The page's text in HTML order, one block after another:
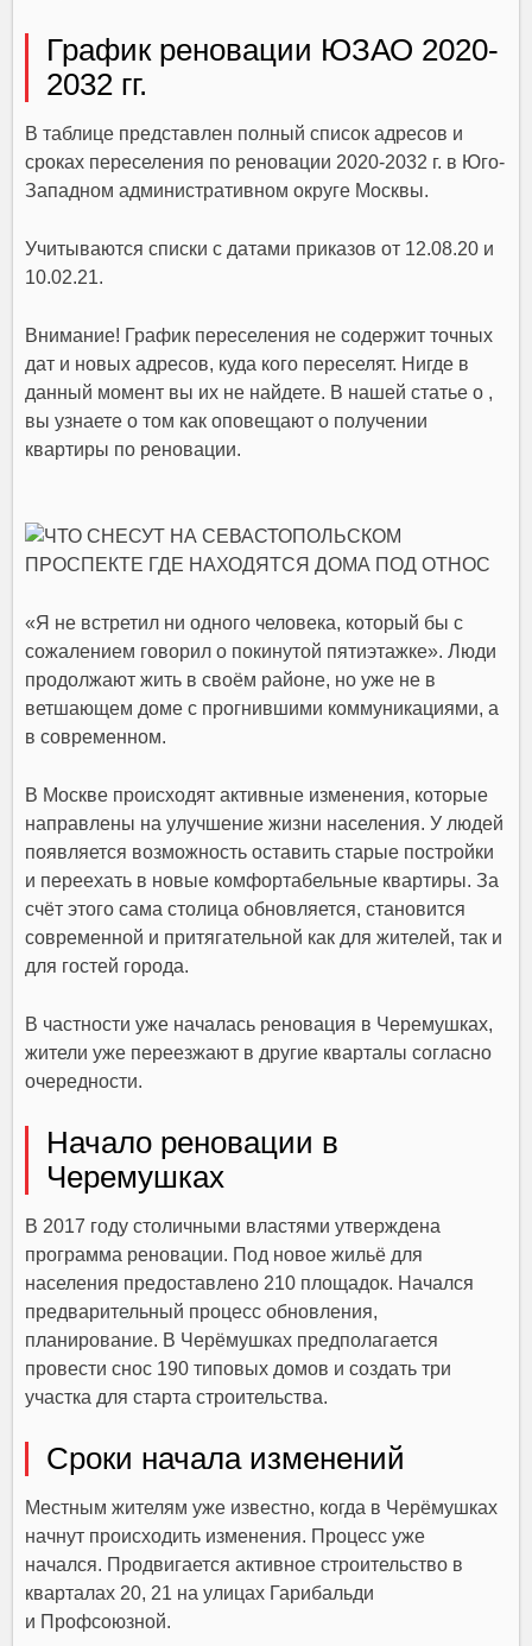
График реновации ЮЗАО 2020-
2032 гг.
В таблице представлен полный список адресов и
сроках переселения по реновации 2020-2032 г. в Юго-
Западном административном округе Москвы.
Учитываются списки с датами приказов от 12.08.20 и
10.02.21.
Внимание! График переселения не содержит точных
дат и новых адресов, куда кого переселят. Нигде в
данный момент вы их не найдете. В нашей статье о ,
вы узнаете о том как оповещают о получении
квартиры по реновации.
«Я не встретил ни одного человека, который бы с
сожалением говорил о покинутой пятиэтажке». Люди
продолжают жить в своём районе, но уже не в
ветшающем доме с прогнившими коммуникациями, а
в современном.
В Москве происходят активные изменения, которые
направлены на улучшение жизни населения. У людей
появляется возможность оставить старые постройки
и переехать в новые комфортабельные квартиры. За
счёт этого сама столица обновляется, становится
современной и притягательной как для жителей, так и
для гостей города.
В частности уже началась реновация в Черемушках,
жители уже переезжают в другие кварталы согласно
очередности.
Начало реновации в
Черемушках
В 2017 году столичными властями утверждена
программа реновации. Под новое жильё для
населения предоставлено 210 площадок. Начался
предварительный процесс обновления,
планирование. В Черёмушках предполагается
провести снос 190 типовых домов и создать три
участка для старта строительства.
Сроки начала изменений
Местным жителям уже известно, когда в Черёмушках
начнут происходить изменения. Процесс уже
начался. Продвигается активное строительство в
кварталах 20, 21 на улицах Гарибальди
и Профсоюзной.